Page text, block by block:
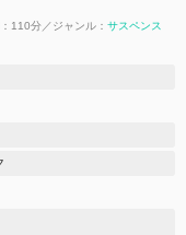
：110分 ジャンル： サスペンス